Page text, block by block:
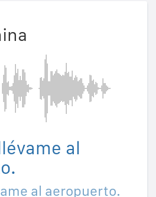
al
al aeropuerto.